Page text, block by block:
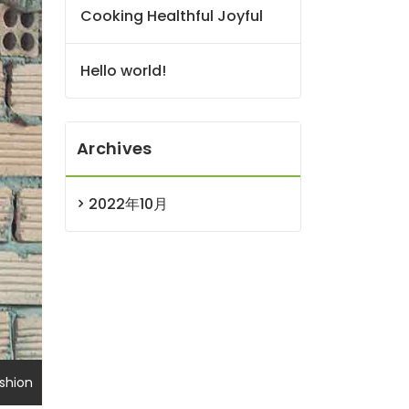
Cooking Healthful Joyful
Hello world!
Archives
2022年10月